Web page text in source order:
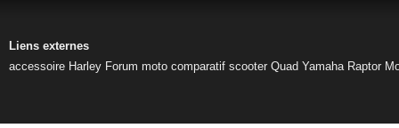
Liens externes
accessoire Harley Forum moto comparatif scooter Quad Yamaha Raptor